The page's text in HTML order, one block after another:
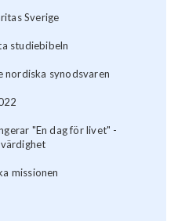
Sverige
studiebibeln
nordiska synodsvaren
"En dag för livet" -
missionen